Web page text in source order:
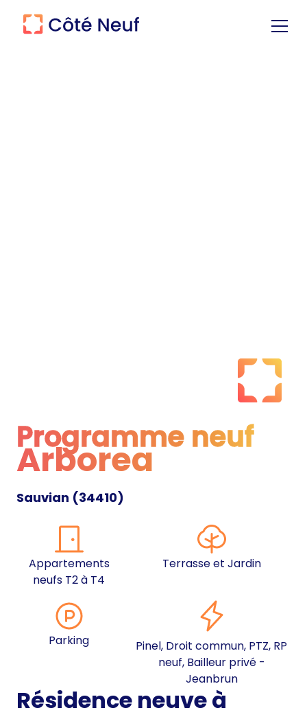
Programme neuf
Programme neuf
Arborea
Sauvian (34410)
Appartements
neufs T2 à T4
Terrasse et Jardin
Parking
Pinel, Droit commun, PTZ, RP
neuf, Bailleur privé -
Jeanbrun
Résidence neuve à